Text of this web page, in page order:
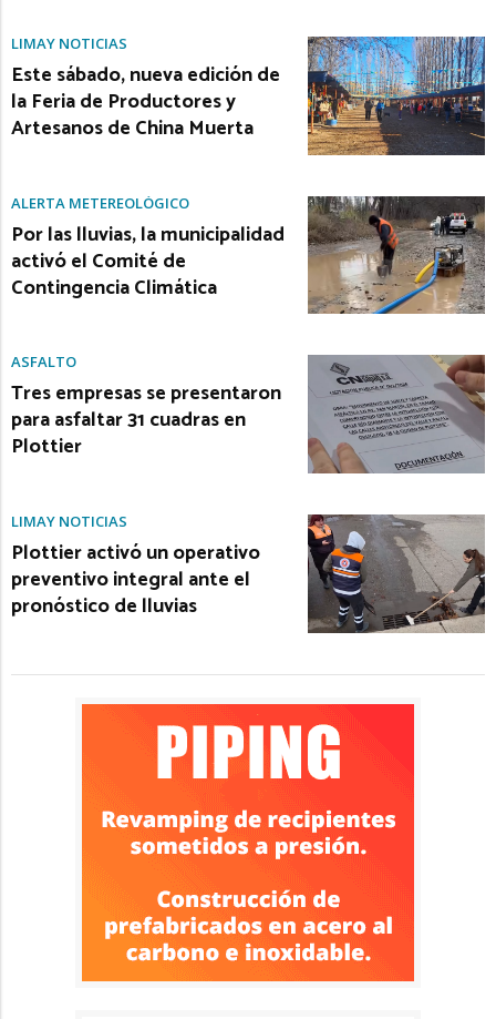
LIMAY NOTICIAS
Este sábado, nueva edición de
la Feria de Productores y
Artesanos de China Muerta
ALERTA METEREOLÓGICO
Por las lluvias, la municipalidad
activó el Comité de
Contingencia Climática
ASFALTO
Tres empresas se presentaron
para asfaltar 31 cuadras en
Plottier
LIMAY NOTICIAS
Plottier activó un operativo
preventivo integral ante el
pronóstico de lluvias